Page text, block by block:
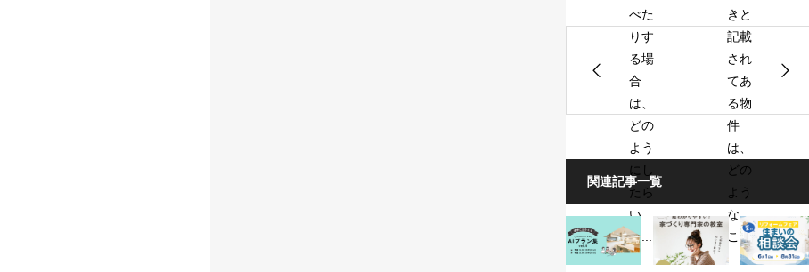
べた
りす
る場
合
は、
どの
よう
にし
たら
い
い...
きと
記載
され
てあ
る物
件
は、
どの
よう
な
こ...
関連記事一覧